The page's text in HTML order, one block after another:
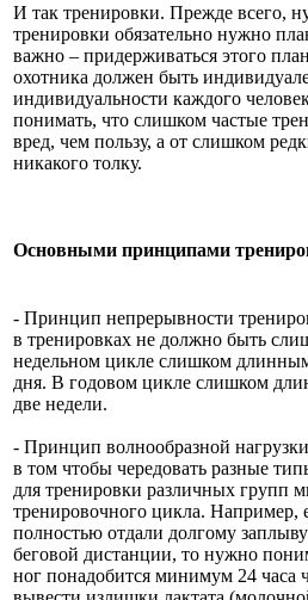
И так тренировки. Прежде всего,
тренировки обязательно нужно
важно – придерживаться этого
охотника должен быть
индивидуальности каждого
понимать, что слишком частые
вред, чем пользу, а от слишком
никакого толку.
Основными принципами
- Принцип непрерывности
в тренировках не должно быть
недельном цикле слишком
дня. В годовом цикле слишком
две недели.
- Принцип волнообразной
в том чтобы чередовать разные
для тренировки различных групп
тренировочного цикла. Например,
полностью отдали долгому
беговой дистанции, то нужно
ног понадобится минимум 24 часа